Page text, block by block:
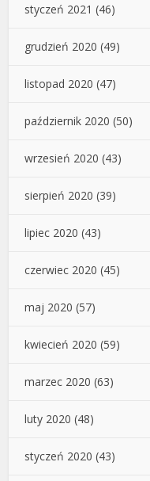
styczeń 2021 (46)
grudzień 2020 (49)
listopad 2020 (47)
październik 2020 (50)
wrzesień 2020 (43)
sierpień 2020 (39)
lipiec 2020 (43)
czerwiec 2020 (45)
maj 2020 (57)
kwiecień 2020 (59)
marzec 2020 (63)
luty 2020 (48)
styczeń 2020 (43)